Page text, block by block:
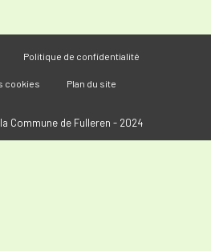
Politique de confidentialité
cookies Plan du site
Commune de Fulleren - 2024